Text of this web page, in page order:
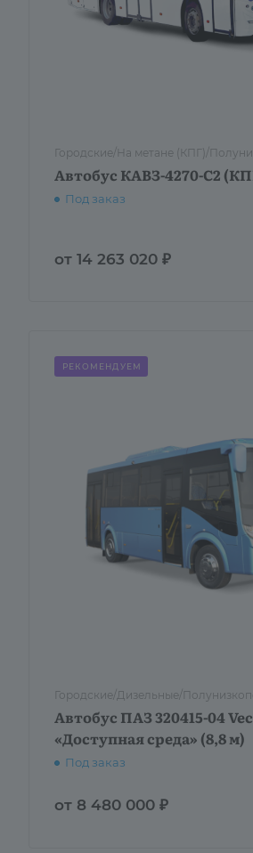
Городские/На метане (КПГ)/
Автобус КАВЗ-4270-C2
Под заказ
от 14 263 020 ₽
РЕКОМЕНДУЕМ
Городские/Дизельные/
Автобус ПАЗ 320415-04
«Доступная среда» (8,8 м)
Под заказ
от 8 480 000 ₽